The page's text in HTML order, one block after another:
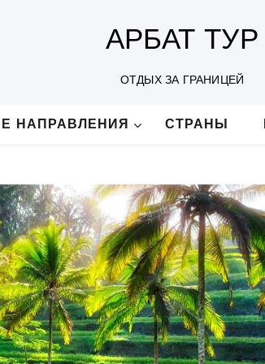
АРБАТ ТУР
ОТДЫХ ЗА ГРАНИЦЕЙ
НАПРАВЛЕНИЯ СТРАНЫ